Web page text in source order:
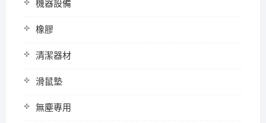
機器設備
橡膠
清潔器材
滑鼠墊
無塵專用